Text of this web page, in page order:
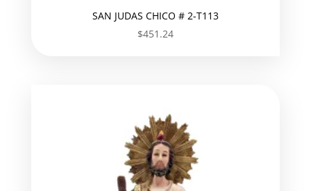
SAN JUDAS CHICO # 2-T113
$451.24